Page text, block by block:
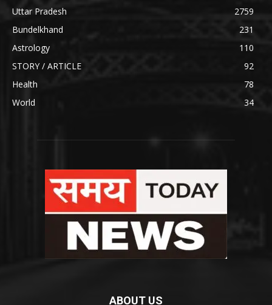
Uttar Pradesh
2759
Bundelkhand
231
Astrology
110
STORY / ARTICLE
92
Health
78
World
34
ABOUT US